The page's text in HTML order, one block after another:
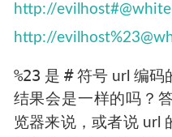
http://
http://
%23 是 #符号 url 编码
结果会是一样的吗？
览器来说，或者说 url